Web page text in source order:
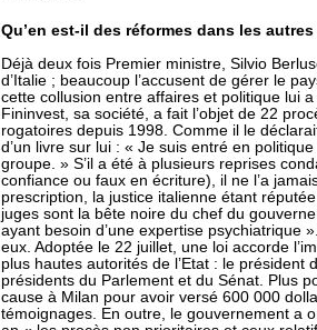
Qu’en est-il des réformes dans les
Déjà deux fois Premier ministre, Silvio
d’Italie ; beaucoup l’accusent de gérer le
cette collusion entre affaires et politique lui
Fininvest, sa société, a fait l’objet de 22
rogatoires depuis 1998. Comme il le
d’un livre sur lui : « Je suis entré en
groupe. » S’il a été à plusieurs reprises
confiance ou faux en écriture), il ne l’a
prescription, la justice italienne étant
juges sont la bête noire du chef du
ayant besoin d’une expertise psychiatrique
eux. Adoptée le 22 juillet, une loi accorde
plus hautes autorités de l’Etat : le
présidents du Parlement et du Sénat. Plus
cause à Milan pour avoir versé 600 000
témoignages. En outre, le gouvernement a